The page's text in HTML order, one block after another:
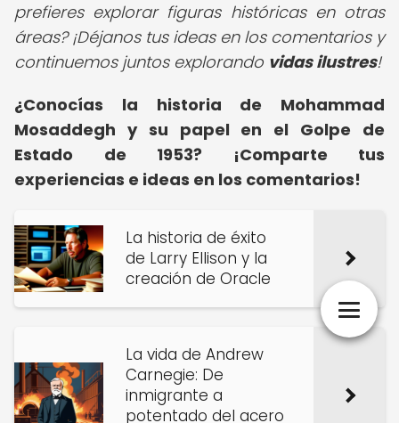
prefieres explorar figuras históricas en otras
áreas? ¡Déjanos tus ideas en los comentarios y
continuemos juntos explorando vidas ilustres!
¿Conocías la historia de Mohammad
Mosaddegh y su papel en el Golpe de
Estado de 1953? ¡Comparte tus
experiencias e ideas en los comentarios!
La historia de éxito
de Larry Ellison y la
creación de Oracle
La vida de Andrew
Carnegie: De
inmigrante a
potentado del acero